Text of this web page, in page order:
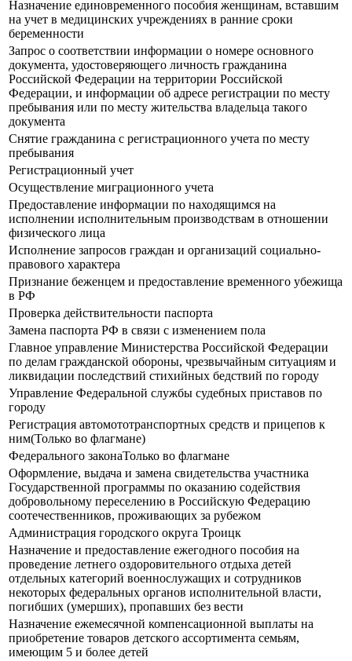
Назначение единовременного пособия женщинам, вставшим
на учет в медицинских учреждениях в ранние сроки
беременности
Запрос о соответствии информации о номере основного
документа, удостоверяющего личность гражданина
Российской Федерации на территории Российской
Федерации, и информации об адресе регистрации по месту
пребывания или по месту жительства владельца такого
документа
Снятие гражданина с регистрационного учета по месту
пребывания
Регистрационный учет
Осуществление миграционного учета
Предоставление информации по находящимся на
исполнении исполнительным производствам в отношении
физического лица
Исполнение запросов граждан и организаций социально-
правового характера
Признание беженцем и предоставление временного убежища
в РФ
Проверка действительности паспорта
Замена паспорта РФ в связи с изменением пола
Главное управление Министерства Российской Федерации
по делам гражданской обороны, чрезвычайным ситуациям и
ликвидации последствий стихийных бедствий по городу
Управление Федеральной службы судебных приставов по
городу
Регистрация автомототранспортных средств и прицепов к
ним(Только во флагмане)
Федерального законаТолько во флагмане
Оформление, выдача и замена свидетельства участника
Государственной программы по оказанию содействия
добровольному переселению в Российскую Федерацию
соотечественников, проживающих за рубежом
Администрация городского округа Троицк
Назначение и предоставление ежегодного пособия на
проведение летнего оздоровительного отдыха детей
отдельных категорий военнослужащих и сотрудников
некоторых федеральных органов исполнительной власти,
погибших (умерших), пропавших без вести
Назначение ежемесячной компенсационной выплаты на
приобретение товаров детского ассортимента семьям,
имеющим 5 и более детей